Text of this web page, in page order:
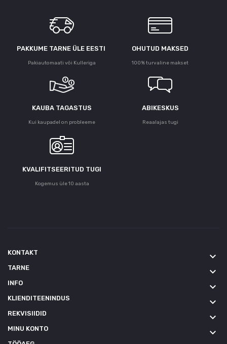
PAKKUME TARNE ÜLE ЕESTI
Pakiautomaati või Kulleriga
OHUTUD MAKSED
100% turvaline makset
KAUBA TAGASTUS
Kui kaupadel on probleeme
ABIKESKUS
Reaalajas tugi
KVALIFITSEERITUD TUGI
Kogemus üle 10 aasta
KONTAKT keyboard_arrow_down
TARNE keyboard_arrow_down
INFO keyboard_arrow_down
KLIENDITEENINDUS keyboard_arrow_down
REKVISIIDID keyboard_arrow_down
MINU KONTO keyboard_arrow_down